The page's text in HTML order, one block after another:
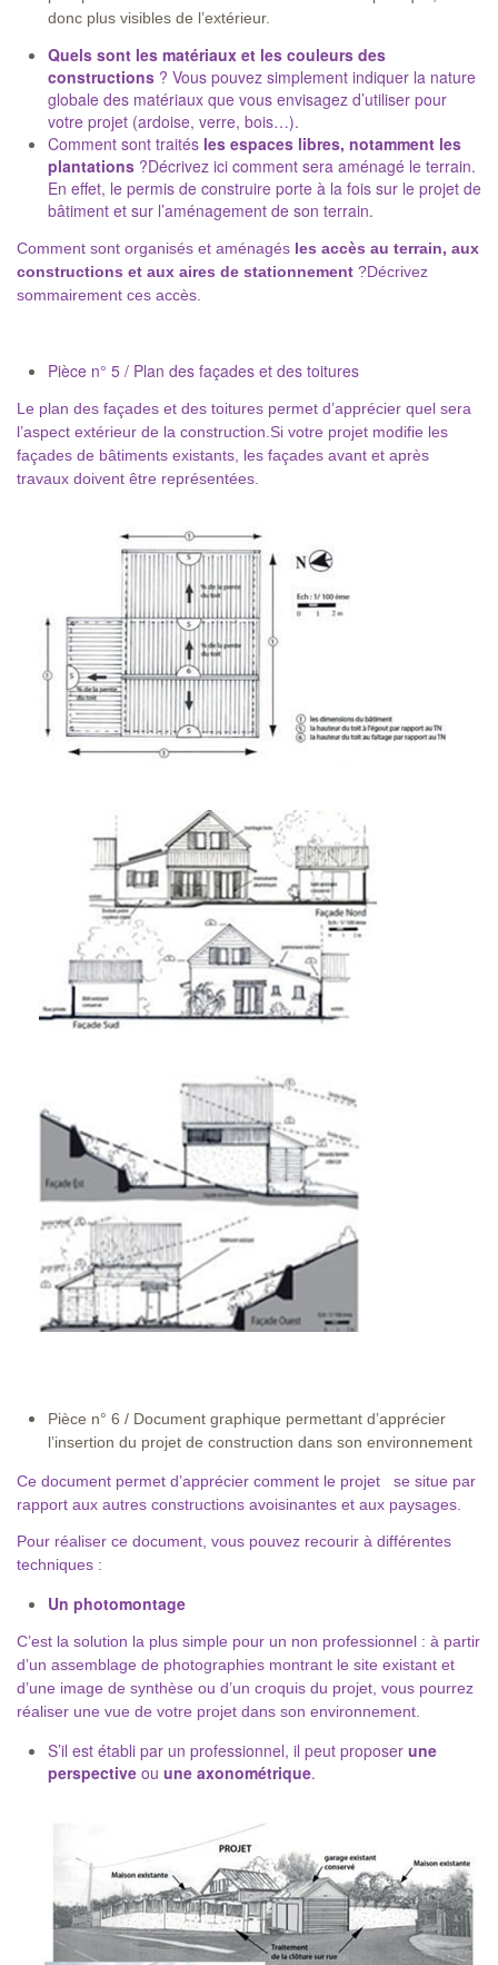
donc plus visibles de l’extérieur.
Quels sont les matériaux et les couleurs des
constructions ? Vous pouvez simplement indiquer la nature
globale des matériaux que vous envisagez d’utiliser pour
votre projet (ardoise, verre, bois…).
Comment sont traités les espaces libres, notamment les
plantations ?Décrivez ici comment sera aménagé le terrain.
En effet, le permis de construire porte à la fois sur le projet de
bâtiment et sur l’aménagement de son terrain.
Comment sont organisés et aménagés les accès au terrain, aux
constructions et aux aires de stationnement ?Décrivez
sommairement ces accès.
Pièce n° 5 / Plan des façades et des toitures
Le plan des façades et des toitures permet d’apprécier quel sera
l’aspect extérieur de la construction.Si votre projet modifie les
façades de bâtiments existants, les façades avant et après
travaux doivent être représentées.
Pièce n° 6 / Document graphique permettant d’apprécier
l’insertion du projet de construction dans son environnement
Ce document permet d’apprécier comment le projet se situe par
rapport aux autres constructions avoisinantes et aux paysages.
Pour réaliser ce document, vous pouvez recourir à différentes
techniques :
Un photomontage
C’est la solution la plus simple pour un non professionnel : à partir
d’un assemblage de photographies montrant le site existant et
d’une image de synthèse ou d’un croquis du projet, vous pourrez
réaliser une vue de votre projet dans son environnement.
S’il est établi par un professionnel, il peut proposer une
perspective ou une axonométrique.